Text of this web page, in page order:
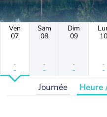
Ven
07
-
-
Sam
08
-
-
Dim
09
-
-
10
-
-
Journée Heure